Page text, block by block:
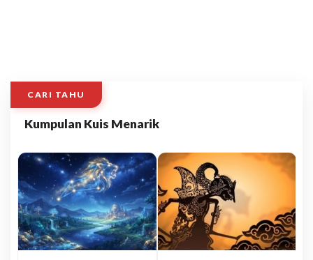
CARI TAHU
Kumpulan Kuis Menarik